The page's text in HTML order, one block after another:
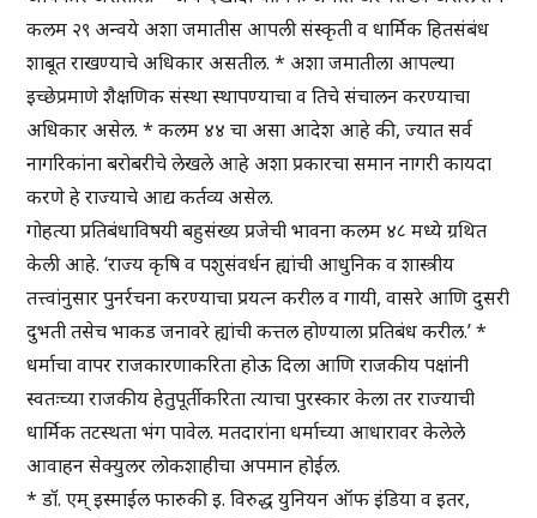
कलम २९ अन्वये अशा जमातीस आपली संस्कृती व धार्मिक हितसंबंध
शाबूत राखण्याचे अधिकार असतील. * अशा जमातीला आपल्या
इच्छेप्रमाणे शैक्षणिक संस्था स्थापण्याचा व तिचे संचालन करण्याचा
अधिकार असेल. * कलम ४४ चा असा आदेश आहे की, ज्यात सर्व
नागरिकांना बरोबरीचे लेखले आहे अशा प्रकारचा समान नागरी कायदा
करणे हे राज्याचे आद्य कर्तव्य असेल.
गोहत्या प्रतिबंधाविषयी बहुसंख्य प्रजेची भावना कलम ४८ मध्ये ग्रथित
केली आहे. ‘राज्य कृषि व पशुसंवर्धन ह्यांची आधुनिक व शास्त्रीय
तत्त्वांनुसार पुनर्रचना करण्याचा प्रयत्न करील व गायी, वासरे आणि दुसरी
दुभती तसेच भाकड जनावरे ह्यांची कत्तल होण्याला प्रतिबंध करील.’ *
धर्माचा वापर राजकारणाकरिता होऊ दिला आणि राजकीय पक्षांनी
स्वतःच्या राजकीय हेतुपूर्तीकरिता त्याचा पुरस्कार केला तर राज्याची
धार्मिक तटस्थता भंग पावेल. मतदारांना धर्माच्या आधारावर केलेले
आवाहन सेक्युलर लोकशाहीचा अपमान होईल.
* डॉ. एम् इस्माईल फारुकी इ. विरुद्ध युनियन ऑफ इंडिया व इतर,